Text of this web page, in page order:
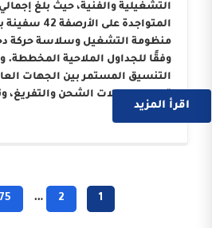
التشغيلية والفنية، حيث بلغ
المتواجدة على
منظومة التشغيل وسلاسة حركة
وفقًا للجداول الملاحية المخططة.
التنسيق المستمر بين الجهات
تسريع معدلات الشحن والتفريغ،
اقرأ المزيد
1
2
…
75